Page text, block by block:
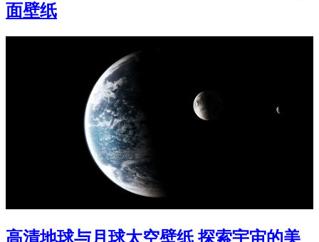
面壁纸
高清地球与月球太空壁纸 探索宇宙的美